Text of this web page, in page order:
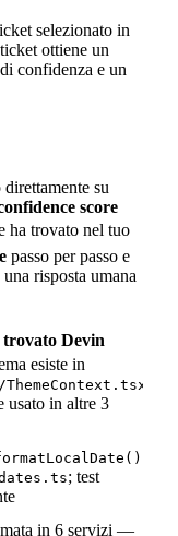
selezionato in
ottiene un
confidenza e un
su
score
ha trovato nel tuo
passo per passo e
risposta umana
trovato Devin
esiste in
usato in altre 3
; test
in 6 servizi —